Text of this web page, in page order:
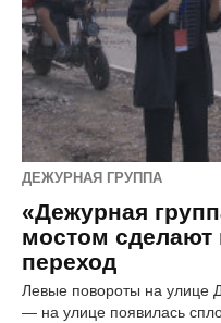
ДЕЖУРНАЯ ГРУППА
«Дежурная
мостом
переход
Левые повороты на улице
— на улице появилась